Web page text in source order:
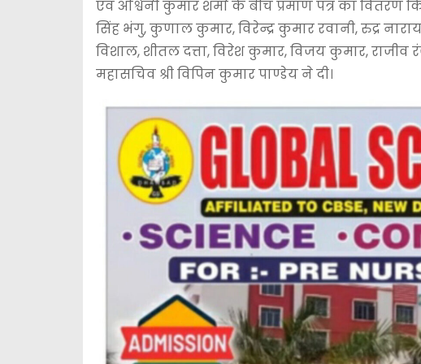
एवं अश्विनी कुमार शर्मा के बीच प्रमाण पत्र का
सिंह भंगु, कुणाल कुमार, विरेन्द्र कुमार रवानी, रुद्र
विशाल, शीतल दत्ता, विरेश कुमार, विजय कुमार,
महासचिव श्री विपिन कुमार पाण्डेय ने दी।